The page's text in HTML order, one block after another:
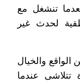
تنشغل مع
لحدث غير
الواقع والخيال
عندما